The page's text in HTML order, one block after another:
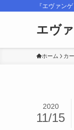
『エヴァン
エヴ
ホーム カ
2020
11/15